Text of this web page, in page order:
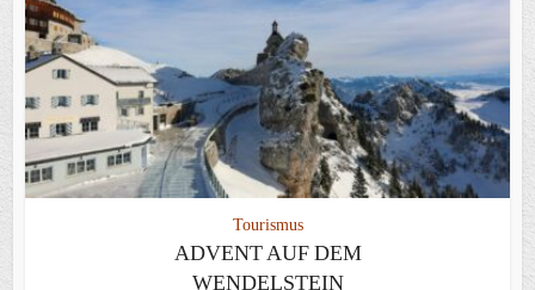
Tourismus
ADVENT AUF DEM
WENDELSTEIN